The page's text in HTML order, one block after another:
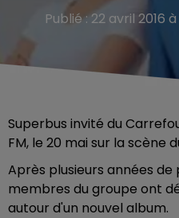
Publié : 22 avril 2016
Superbus invité du
FM, le 20 mai sur la scène
Après plusieurs années de
membres du groupe ont
autour d'un nouvel album.